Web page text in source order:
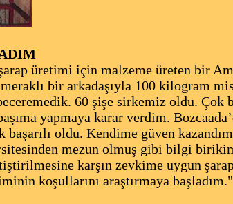
üretimi için malzeme üreten bir
bir arkadaşıyla 100 kilogram
60 şişe sirkemiz oldu. Çok
yapmaya karar verdim.
oldu. Kendime güven
mezun olmuş gibi bilgi
karşın zevkime uygun
koşullarını araştırmaya başladım."